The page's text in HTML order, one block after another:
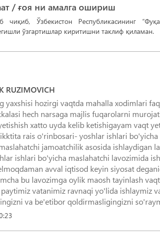
/ ғоя ни амалга ошириш
чиқиб, Ўзбекистон Республикасининг
ўзгартишлар киритишни таклиф қиламан.
RUZIMOVICH
yaxshisi hozirgi vaqtda mahalla xodimlari
hech narsaga majlis fuqarolarni
xatto uyda kelib ketishigayam vaqt
rais o'rinbosari- yoshlar ishlari
jamoatchilik asosida ishlaydigan
ishlari bo'yicha maslahatchi lavozimida
avval iqtisod keyin siyosat
bu lavozimga oylik maosh tayinlash
vatanimiz ravnaqi yo'lida ishlaymiz
va be'etibor qoldirmasligingizni